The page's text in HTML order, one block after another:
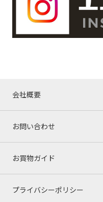
会社概要
お問い合わせ
お買物ガイド
プライバシーポリシー